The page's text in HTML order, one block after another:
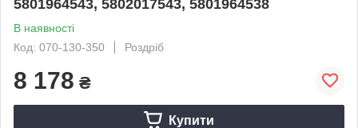
5801964543, 5802017543, 5801964538
В наявності
Код: 070-130-350
Роздріб
8 178 ₴
Купити